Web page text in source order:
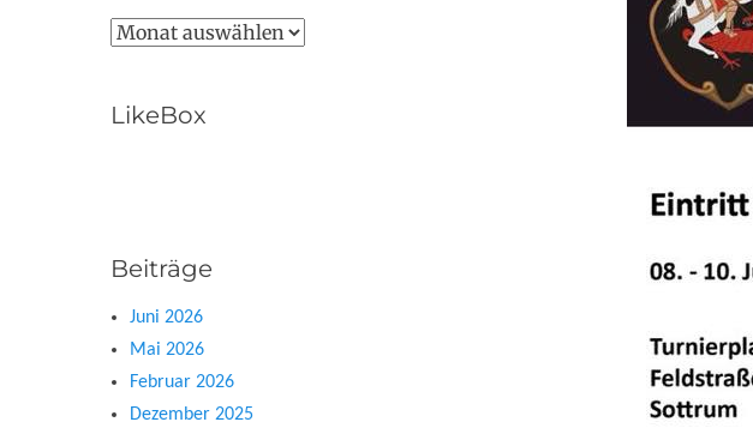
Archive
LikeBox
Beiträge
Juni 2026
Mai 2026
Februar 2026
Dezember 2025